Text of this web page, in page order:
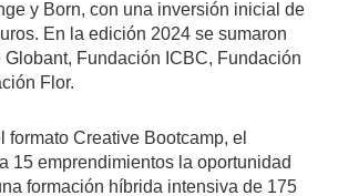
y Born, con una inversión inicial de
En la edición 2024 se sumaron
Fundación ICBC, Fundación
Flor.
formato Creative Bootcamp, el
15 emprendimientos la oportunidad
formación híbrida intensiva de 175